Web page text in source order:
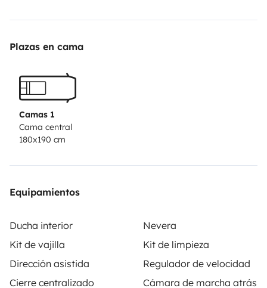
extractor)
simplemente desconectar
Plazas en cama
Camas 1
Cama central
180x190 cm
Equipamientos
Ducha interior
Nevera
Kit de vajilla
Kit de limpieza
Dirección asistida
Regulador de velocidad
Cierre centralizado
Cámara de marcha atrás